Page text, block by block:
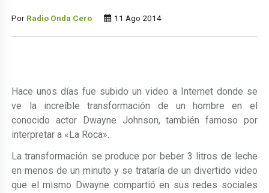
Por Radio Onda Cero 11 Ago 2014
Hace unos días fue subido un video a Internet donde se
ve la increíble transformación de un hombre en el
conocido actor Dwayne Johnson, también famoso por
interpretar a «La Roca».
La transformación se produce por beber 3 litros de leche
en menos de un minuto y se trataría de un divertido video
que el mismo Dwayne compartió en sus redes sociales